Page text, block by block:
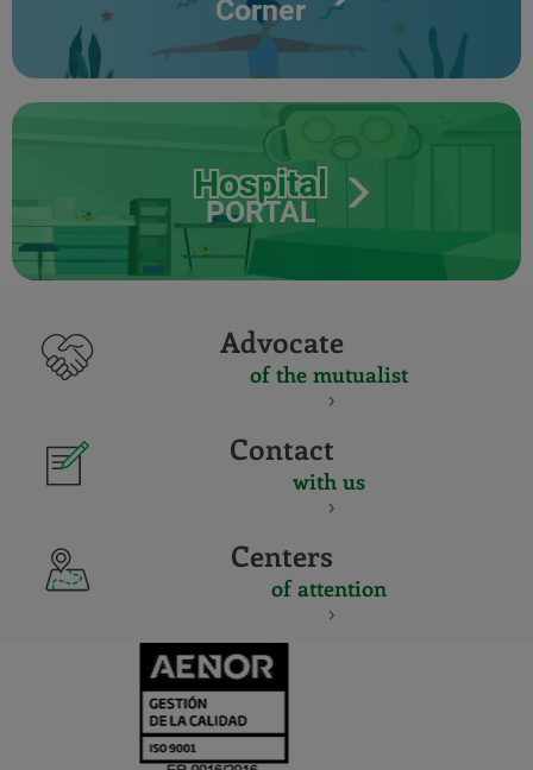
Corner
Hospital
PORTAL
Advocate
of the mutualist
Contact
with us
Centers
of attention